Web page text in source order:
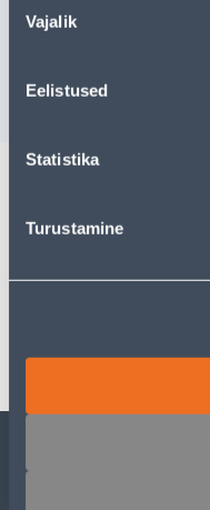
valik
Vajalik
Eelistused
Statistika
Turustamine
Spetsifikatsioon
KLIENDITEENINDUS